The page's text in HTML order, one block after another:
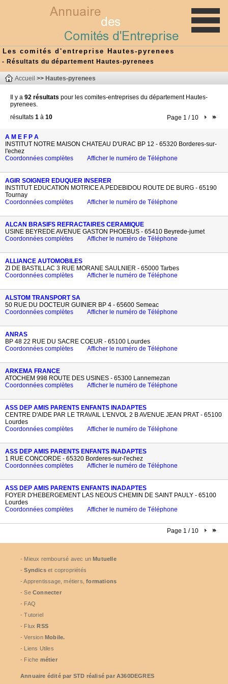
Les comités d'entreprise Hautes-pyrenees
- Résultats du département Hautes-pyrenees
Accueil >> Hautes-pyrenees
Il y a 92 résultats pour les comites-entreprises du département Hautes-
pyrenees.
Page 1 / 10
résultats 1 à 10
A M E F P A
INSTITUT NOTRE MAISON CHATEAU D'URAC BP 12 - 65320 Borderes-sur-
l'echez
Coordonnées complètes
Afficher le numéro de Téléphone
AGIR SOIGNER EDUQUER INSERER
INSTITUT EDUCATION MOTRICE A.PEDEBIDOU ROUTE DE BURG - 65190
Tournay
Coordonnées complètes
Afficher le numéro de Téléphone
ALCAN BRASIFS REFRACTAIRES CERAMIQUE
USINE BEYREDE AVENUE GASTON PHOEBUS - 65410 Beyrede-jumet
Coordonnées complètes
Afficher le numéro de Téléphone
ALLIANCE AUTOMOBILES
ZI DE BASTILLAC 3 RUE MORANE SAULNIER - 65000 Tarbes
Coordonnées complètes
Afficher le numéro de Téléphone
ALSTOM TRANSPORT SA
50 RUE DU DOCTEUR GUINIER BP 4 - 65600 Semeac
Coordonnées complètes
Afficher le numéro de Téléphone
ANRAS
BP 48 22 RUE DU SACRE COEUR - 65100 Lourdes
Coordonnées complètes
Afficher le numéro de Téléphone
ARKEMA FRANCE
ATOCHEM 998 ROUTE DES USINES - 65300 Lannemezan
Coordonnées complètes
Afficher le numéro de Téléphone
ASS DEP AMIS PARENTS ENFANTS INADAPTES
CENTRE D'AIDE PAR LE TRAVAIL L'ENVOL 2 B AVENUE JEAN PRAT - 65100
Lourdes
Coordonnées complètes
Afficher le numéro de Téléphone
ASS DEP AMIS PARENTS ENFANTS INADAPTES
1 RUE CONCORDE - 65320 Borderes-sur-l'echez
Coordonnées complètes
Afficher le numéro de Téléphone
ASS DEP AMIS PARENTS ENFANTS INADAPTES
FOYER D'HEBERGEMENT LAS NEOUS CHEMIN DE SAINT PAULY - 65100
Lourdes
Coordonnées complètes
Afficher le numéro de Téléphone
Page 1 / 10
- Mieux remboursé avec unMutuelle
-Syndicset copropriétés
- Apprentissage, métiers,formations
- Se Connecter
- FAQ
- Tutoriel
- FluxRSS
- Version Mobile.
- Liens Utiles
- Fiche métier
Annuaire édité par STD réalisé par A360DEGRES